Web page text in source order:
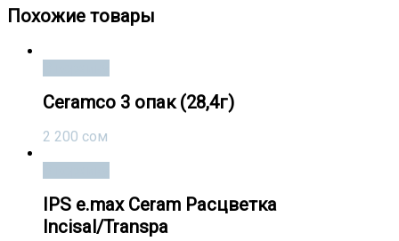
Похожие товары
Ceramco 3 опак (28,4г)
2 200 сом
IPS e.max Ceram Расцветка
Incisal/Transpa